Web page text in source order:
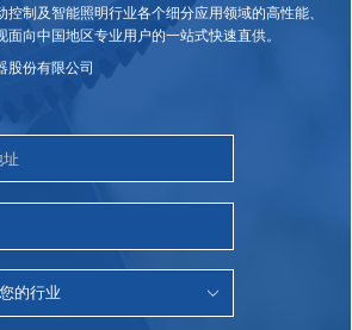
制及智能照明行业各个细分应用领域的高性能、
向中国地区专业用户的一站式快速直供。
股份有限公司